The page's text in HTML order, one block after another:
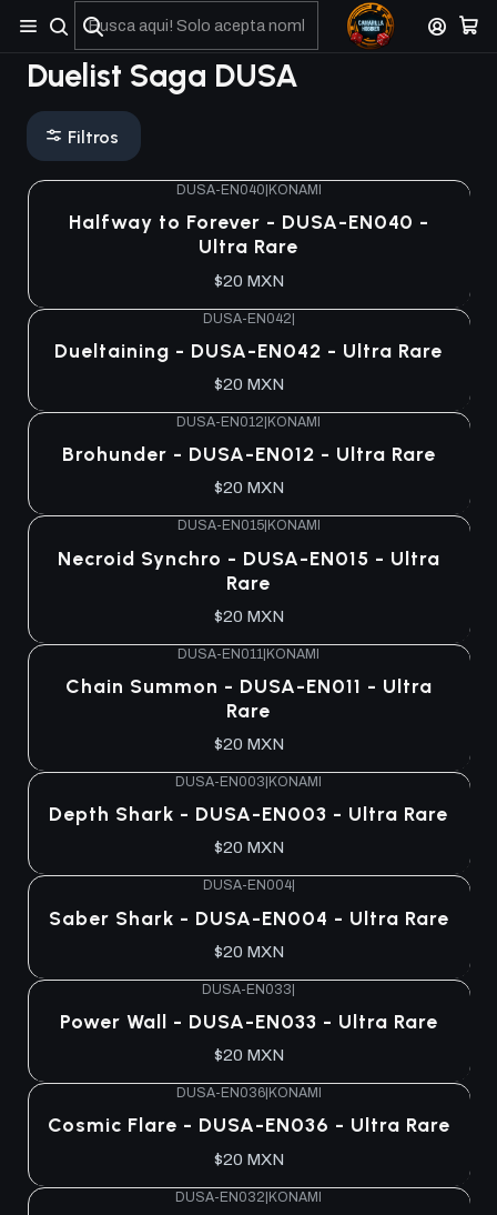
No olviden reportar sus depositos y transferencias por Whatsapp
Duelist Saga DUSA
Filtros
DUSA-EN040 KONAMI
Halfway to Forever - DUSA-EN040 -
Ultra Rare
$20 MXN
DUSA-EN042|
Dueltaining - DUSA-EN042 - Ultra Rare
$20 MXN
DUSA-EN012 KONAMI
Brohunder - DUSA-EN012 - Ultra Rare
$20 MXN
DUSA-EN015| KONAMI
Necroid Synchro - DUSA-EN015 - Ultra
Rare
$20 MXN
DUSA-EN011 |KONAMI
Chain Summon - DUSA-EN011 - Ultra
Rare
$20 MXN
DUSA-EN003 KONAMI
Depth Shark - DUSA-EN003 - Ultra Rare
$20 MXN
DUSA-EN004|
Saber Shark - DUSA-EN004 - Ultra Rare
$20 MXN
DUSA-EN033|
Power Wall - DUSA-EN033 - Ultra Rare
$20 MXN
DUSA-EN036| KONAMI
Cosmic Flare - DUSA-EN036 - Ultra Rare
$20 MXN
DUSA-EN032|KONAMI